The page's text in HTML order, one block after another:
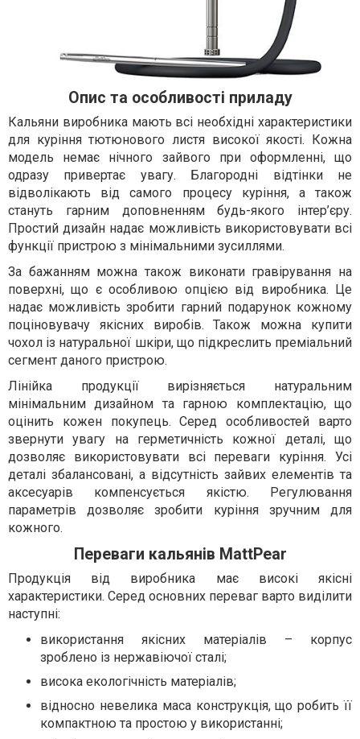
Опис та особливості приладу
Кальяни виробника мають всі необхідні характеристики
для куріння тютюнового листя високої якості. Кожна
модель немає нічного зайвого при оформленні, що
одразу привертає увагу. Благородні відтінки не
відволікають від самого процесу куріння, а також
стануть гарним доповненням будь-якого інтер’єру.
Простий дизайн надає можливість використовувати всі
функції пристрою з мінімальними зусиллями.
За бажанням можна також виконати гравірування на
поверхні, що є особливою опцією від виробника. Це
надає можливість зробити гарний подарунок кожному
поціновувачу якісних виробів. Також можна купити
чохол із натуральної шкіри, що підкреслить преміальний
сегмент даного пристрою.
Лінійка продукції вирізняється натуральним
мінімальним дизайном та гарною комплектацію, що
оцінить кожен покупець. Серед особливостей варто
звернути увагу на герметичність кожної деталі, що
дозволяє використовувати всі переваги куріння. Усі
деталі збалансовані, а відсутність зайвих елементів та
аксесуарів компенсується якістю. Регулювання
параметрів дозволяє зробити куріння зручним для
кожного.
Переваги кальянів MattPear
Продукція від виробника має високі якісні
характеристики. Серед основних переваг варто виділити
наступні:
використання якісних матеріалів – корпус
зроблено із нержавіючої сталі;
висока екологічність матеріалів;
відносно невелика маса конструкція, що робить її
компактною та простою у використанні;